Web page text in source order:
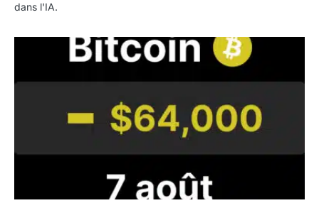
dans l'IA.
Bitcoin stagne à 64 000 dollars pendant que les